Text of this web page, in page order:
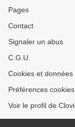
Pages
Contact
Signaler un abus
C.G.U.
Cookies et
Préférences cookies
Voir le profil de